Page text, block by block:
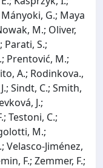
G.; Maya
M.; Oliver,
Parati, S.;
Prentović, M.;
A.; Rodinkova.,
Sindt, C.; Smith,
J.;
Testoni, C.;
M.;
Velasco-Jiménez,
F.; Zemmer, F.;